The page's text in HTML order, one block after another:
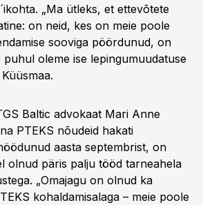
„Ma ütleks, et ettevõtete
on neid, kes on meie poole
sooviga pöördunud, on
puhul oleme ise lepingumuudatuse
Baltic advokaat Mari Anne
PTEKS nõudeid hakati
aasta septembrist, on
olnud päris palju tööd tarneahela
„Omajagu on olnud ka
kohaldamisalaga – meie poole